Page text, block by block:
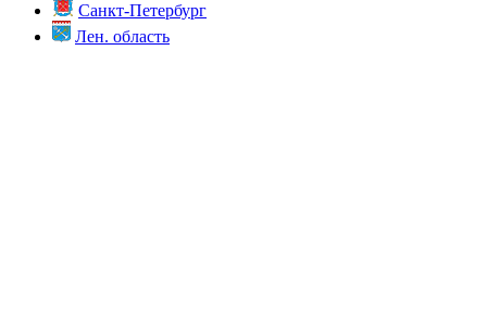
Санкт-Петербург
Лен. область